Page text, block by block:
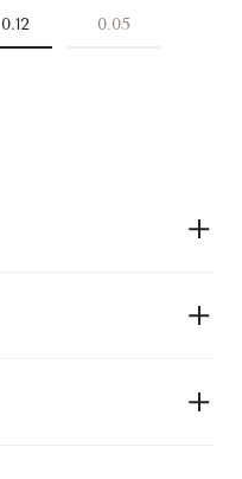
0.12 0.05